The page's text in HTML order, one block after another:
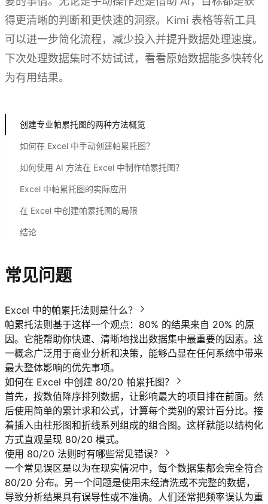
得更清晰的判断和更快速的洞察。Kimi 表格等新工具
可以进一步简化流程，减少投入并提升数据处理速度。
下次处理数据集时不妨试试，看看原始数据能多快转化
为有用结果。
创建专业帕累托图的两种方法概览
如何在 Excel 中手动创建帕累托图？
如何使用 AI 方法在 Excel 中制作帕累托图？
Excel 中帕累托图的实际应用
在 Excel 中创建帕累托图的局限
结论
常见问题
Excel 中的帕累托法则是什么？
帕累托法则基于这样一个观点：80% 的结果来自 20% 的原
因。它能帮助你快速、清晰地找出数据集中最重要的因素。这
一概念广泛用于商业分析和决策，能够凸显在任何系统中带来
最大整体影响的优先事项。
如何在 Excel 中创建 80/20 帕累托图？
首先，按数值降序排列数据，让影响最大的项目排在前面。然
后使用简单的累计求和公式，计算每个类别的累计百分比。接
着插入由柱形图和折线系列组成的组合图。这样就能以结构化
方式直观呈现 80/20 模式。
使用 80/20 法则时有哪些常见错误？
一个常见误区是以为在现实情况中，每个数据集都会完全符合
80/20 分布。另一个问题是使用未经清洗或不完整的数据，
导致分析结果具有误导性或不准确。人们还常把频率误认为重